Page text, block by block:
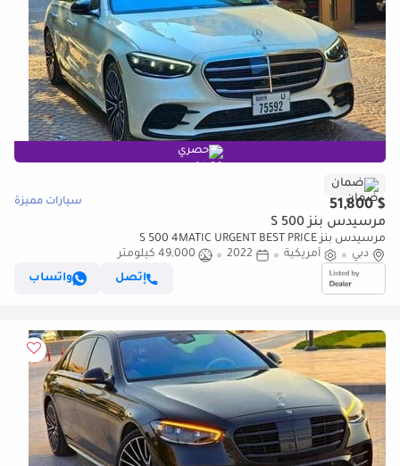
حصري
ضمان
$ 51,800 سيارات مميزة
مرسيدس بنز S 500
مرسيدس بنز S 500 4MATIC URGENT BEST PRICE
دبي
أمريكية 2022
49,000 كيلومتر
إتصل
واتساب